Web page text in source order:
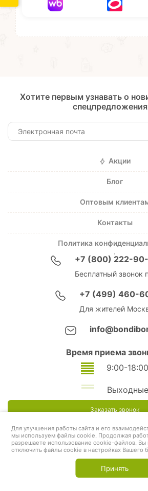
Хотите первым узнавать о
Акции
Блог
Оптовым
Контакты
Политика
+7 (800) 222-
Бесплатный звонок
+7 (499) 460-
Для жителей
Время приема
9:00-18:00
Выходные
Заказать звонок
Для улучшения работы сайта и его
мы используем файлы cookie. Продолжая
разрешаете использование cookie-файлов. Вы
отключить файлы cookie в настройках Вашего
Принять